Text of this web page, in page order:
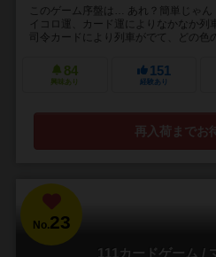
このゲーム序盤は… あれ？簡単じゃ
イコロ運、カード運によりなかなか
司令カードにより列車がでて、どの色
84
興味あり
151
経験あり
再入荷までお
No.23
111カードゲーム /